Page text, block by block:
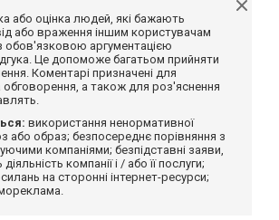
або оцінка людей, які бажають
або враження іншим користувачам
обов'язковою аргументацією
Це допоможе багатьом прийняти
Коментарі призначені для
обговорення, а також для роз'яснення
використання ненормативної
або образ; безпосереднє порівняння з
компаніями; безпідставні заяви,
компанії і / або її послуги;
на сторонні інтернет-ресурси;